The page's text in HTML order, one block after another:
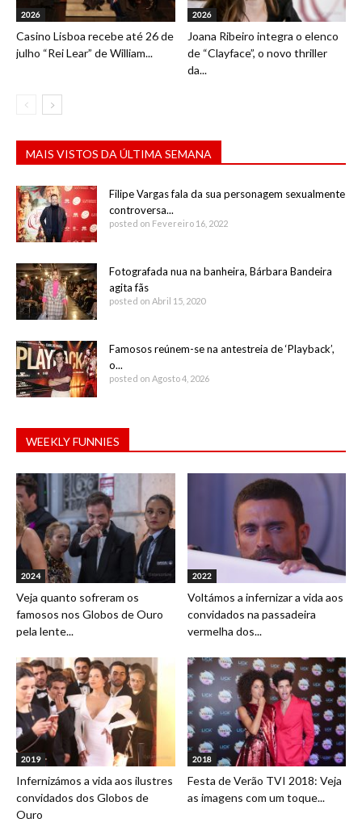
2026
Casino Lisboa recebe até 26 de
julho “Rei Lear” de William...
2026
Joana Ribeiro integra o elenco
de “Clayface”, o novo thriller
da...
MAIS VISTOS DA ÚLTIMA SEMANA
Filipe Vargas fala da sua personagem sexualmente
controversa...
posted on Fevereiro 16, 2022
Fotografada nua na banheira, Bárbara Bandeira
agita fãs
posted on Abril 15, 2020
Famosos reúnem-se na antestreia de ‘Playback’,
o...
posted on Agosto 4, 2026
WEEKLY FUNNIES
2024
Veja quanto sofreram os
famosos nos Globos de Ouro
pela lente...
2022
Voltámos a infernizar a vida aos
convidados na passadeira
vermelha dos...
2019
Infernizámos a vida aos ilustres
convidados dos Globos de
Ouro
2018
Festa de Verão TVI 2018: Veja
as imagens com um toque...